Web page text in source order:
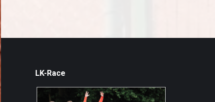
LK-Race